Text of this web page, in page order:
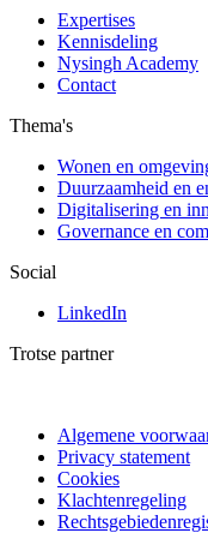
Expertises
Kennisdeling
Nysingh Academy
Contact
Thema's
Wonen en
Duurzaamheid en
Digitalisering en
Governance en
Social
LinkedIn
Trotse partner
Algemene
Privacy statement
Cookies
Klachtenregeling